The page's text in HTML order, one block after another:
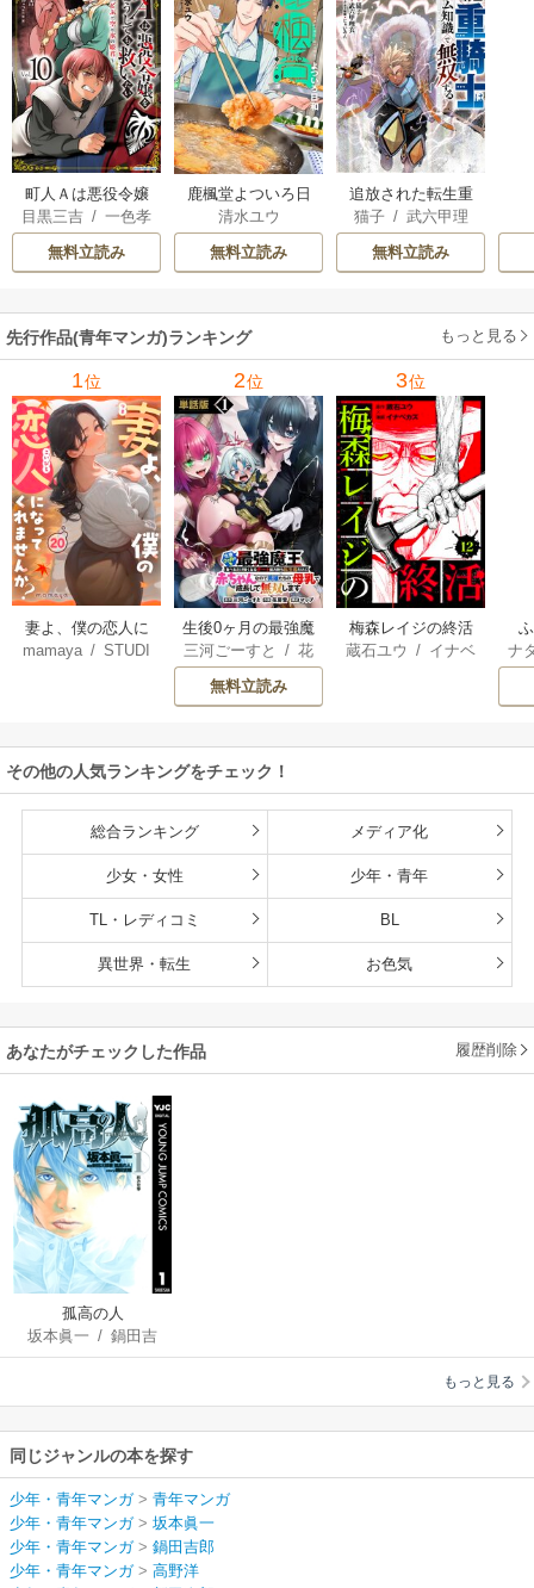
町人Ａは悪役令嬢
をどうしても救い
たい ～どぶと空
と氷の姫君～
目黒三吉 /一色孝
太郎 / Parum
無料立読み
鹿楓堂よついろ日
和
清水ユウ
無料立読み
追放された転生重
騎士はゲーム知識
で無双する
猫子/ 武六甲理
じゃいあん
無料立読み
先行作品(青年マンガ)ランキング もっと見る
1位
妻よ、僕の恋人に
なってくれません
mamaya /STUDI
2位
生後0ヶ月の最強魔
王 食べるだけ強
くなるチート能力
持ち転生者だけど
雄たちの母乳で成
長して無双します
三河ごーすと /花
房雪/マップ
無料立読み
3位
梅森レイジの終活
蔵石ユウ / イナベ
ナ
核
その他の人気ランキングをチェック！
総合ランキング メディア化
少女・女性 少年・青年
TL・レディコミ BL
異世界・転生 お色気
あなたがチェックした作品 履歴削除
孤高の人
坂本眞一 /鍋田吉
郎/高野洋/新田次
もっと見る
同じジャンルの本を探す
少年・青年マンガ> 青年マンガ
少年・青年マンガ> 坂本眞一
少年・青年マンガ> 鍋田吉郎
少年・青年マンガ> 高野洋